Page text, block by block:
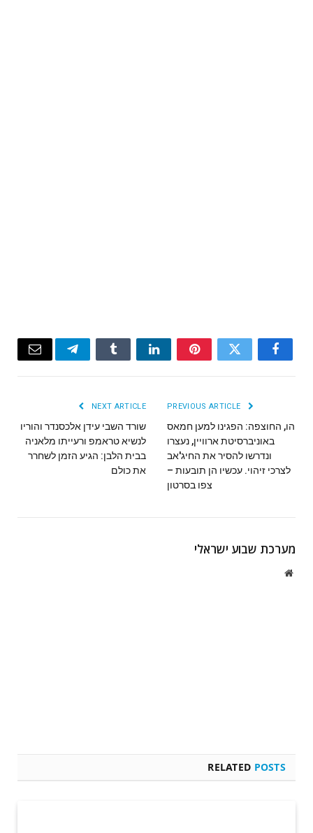
Facebook
Twitter
Pinterest
LinkedIn
Tumblr
Telegram
Email
הו, החוצפה: הפגינו למען חמאס
באוניברסיטת ארוויין, נעצרו
ונדרשו להסיר את החיג'אב
לצרכי זיהוי. עכשיו הן תובעות –
צפו בסרטון
NEXT ARTICLE
שורד השבי עידן אלכסנדר והוריו
לנשיא טראמפ ורעייתו מלאניה
בבית הלבן: הגיע הזמן לשחרר
את כולם
מערכת שבוע ישראלי
Website
RELATED POSTS